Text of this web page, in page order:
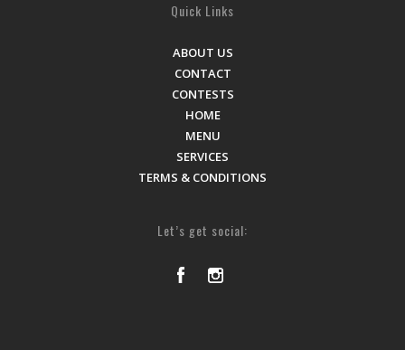
Quick Links
ABOUT US
CONTACT
CONTESTS
HOME
MENU
SERVICES
TERMS & CONDITIONS
Let’s get social: